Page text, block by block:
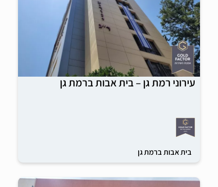
עירוני רמת גן – בית אבות ברמת גן
בית אבות ברמת גן